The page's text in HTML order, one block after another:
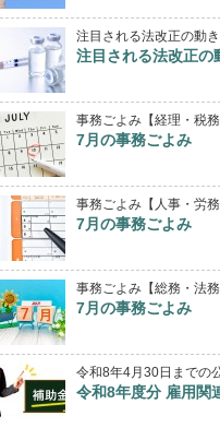
注目される法改正の動き
注目される法改正の
事務ごよみ【経理・税務
7月の事務ごよみ
事務ごよみ【人事・労務
7月の事務ごよみ
事務ごよみ【総務・法務
7月の事務ごよみ
令和8年4月30日までの
令和8年度分 雇用関